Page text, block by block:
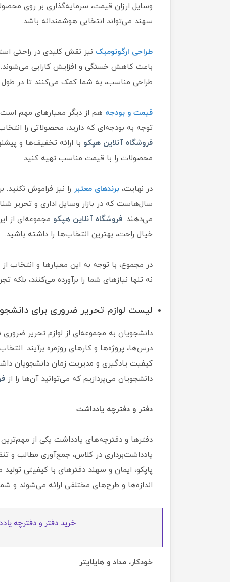
وسایل ارزان قیمت، سرمایه‌گذاری بر روی
سهند می‌تواند انتخابی هوشمندانه باشد.
طراحی ارگونومیک نیز نقش کلیدی در راحتی
باعث کاهش خستگی و افزایش کارایی می‌شوند.
طراحی مناسب، به شما کمک می‌کنند تا در
قیمت و بودجه هم از دیگر معیارهای مهم
توجه به بودجه‌ای که دارید، محصولاتی را
فروشگاه آنلاین هپکو با ارائه تخفیف‌ها و
محصولات را با قیمت مناسب تهیه کنید.
در نهایت، برندهای معتبر را نیز فراموش نکنید.
سال‌هاست که در بازار وسایل اداری و تحریر
می‌دهند. فروشگاه آنلاین هپکو مجموعه‌ای از
خیال راحت، بهترین انتخاب‌ها را داشته باشید.
در مجموع، با توجه به این معیارها و انتخاب
نه تنها نیازهای شما را برآورده می‌کنند، بلکه
لیست لوازم تحریر ضروری برای
دانشجویان به مجموعه‌ای از لوازم تحریر ضروری
درس‌ها، پروژه‌ها و کارهای روزمره برآیند.
کیفیت یادگیری و مدیریت زمان دانشجویان
دانشجویان می‌پردازیم که می‌توانید آن‌ها را از
دفتر و دفترچه یادداشت
دفترها و دفترچه‌های یادداشت یکی از
یادداشت‌برداری در کلاس، جمع‌آوری مطالب و
پاپکو، ایمان و سهند دفترهای با کیفیتی تولید
اندازه‌ها و طرح‌های مختلفی ارائه می‌شوند و
خرید دفتر و دفترچه
خودکار، مداد و هایلایتر